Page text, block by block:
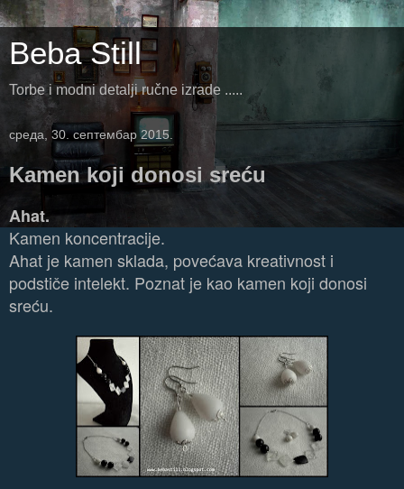
Beba Still
Torbe i modni detalji ručne izrade .....
среда, 30. септембар 2015.
Kamen koji donosi sreću
Ahat.
Kamen koncentracije.
Ahat je kamen sklada, povećava kreativnost i
podstiče intelekt. Poznat je kao kamen koji donosi
sreću.